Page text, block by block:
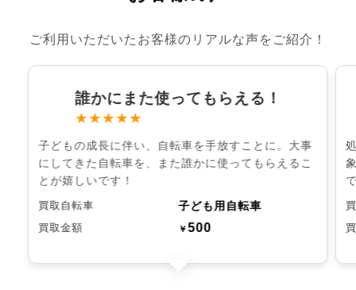
ご利用いただいたお客様のリアルな声をご紹介！
誰かにまた使ってもらえる！
★★★★★
子どもの成長に伴い、自転車を手放すことに。大事
にしてきた自転車を、また誰かに使ってもらえるこ
とが嬉しいです！
買取自転車 子ども用自転車
買取金額 ￥500